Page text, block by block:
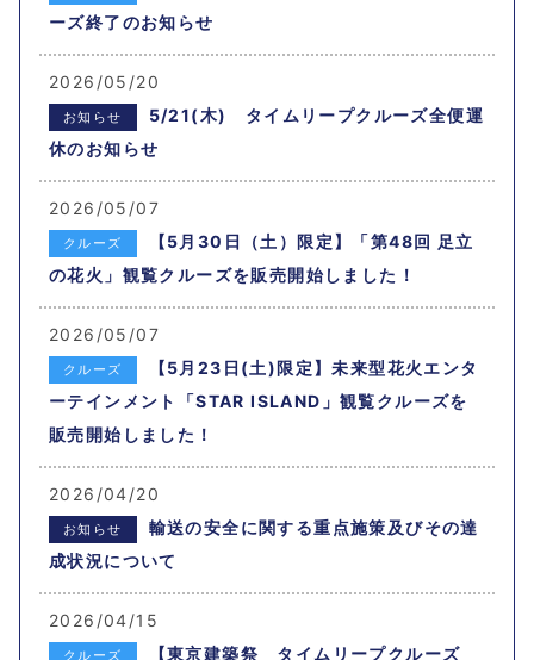
ーズ終了のお知らせ
2026/05/20
お知らせ
5/21(木) タイムリープクルーズ全便運
休のお知らせ
2026/05/07
クルーズ
【5月30日（土）限定】「第48回 足立
の花火」観覧クルーズを販売開始しました！
2026/05/07
クルーズ
【5月23日(土)限定】未来型花火エンタ
ーテインメント「STAR ISLAND」観覧クルーズを
販売開始しました！
2026/04/20
お知らせ
輸送の安全に関する重点施策及びその達
成状況について
2026/04/15
クルーズ
【東京建築祭 タイムリープクルーズ